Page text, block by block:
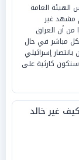
الهيئة العامة
مشهد غير
من أن العراق
مباشر في حال
بانتصار إسرائيلي
ستكون كارثية على
غير خالد